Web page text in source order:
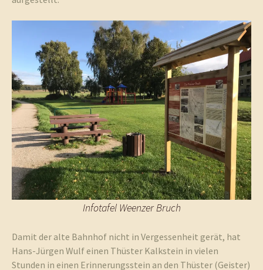
Infotafel Weenzer Bruch
Damit der alte Bahnhof nicht in Vergessenheit gerät, hat
Hans-Jürgen Wulf einen Thüster Kalkstein in vielen
Stunden in einen Erinnerungsstein an den Thüster (Geister)